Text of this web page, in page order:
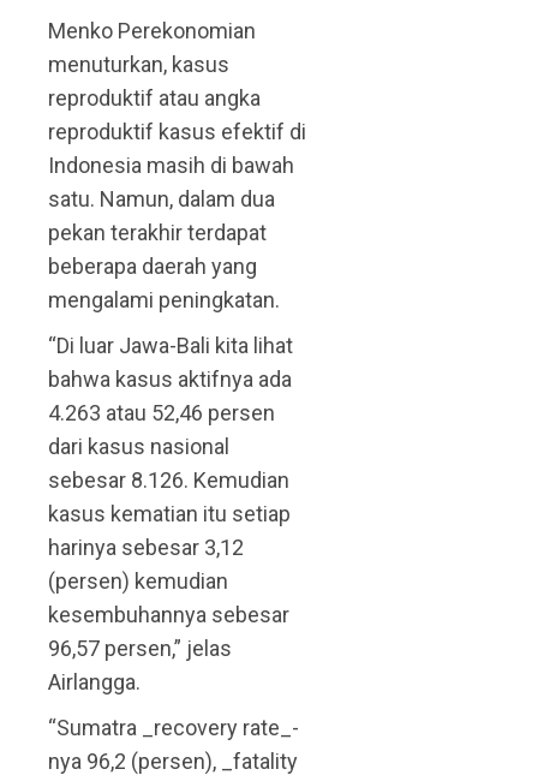
Menko Perekonomian
menuturkan, kasus
reproduktif atau angka
reproduktif kasus efektif di
Indonesia masih di bawah
satu. Namun, dalam dua
pekan terakhir terdapat
beberapa daerah yang
mengalami peningkatan.
“Di luar Jawa-Bali kita lihat
bahwa kasus aktifnya ada
4.263 atau 52,46 persen
dari kasus nasional
sebesar 8.126. Kemudian
kasus kematian itu setiap
harinya sebesar 3,12
(persen) kemudian
kesembuhannya sebesar
96,57 persen,” jelas
Airlangga.
“Sumatra _recovery rate_-
nya 96,2 (persen), _fatality